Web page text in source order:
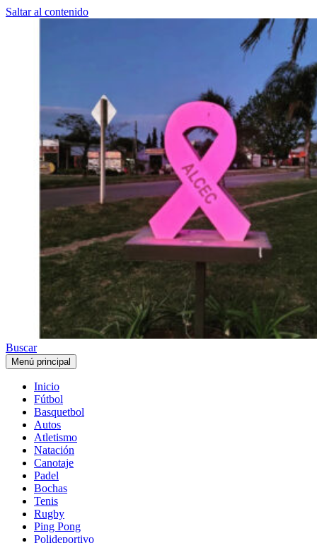
Saltar al contenido
Buscar
Menú principal
Inicio
Fútbol
Basquetbol
Autos
Atletismo
Natación
Canotaje
Padel
Bochas
Tenis
Rugby
Ping Pong
Polideportivo